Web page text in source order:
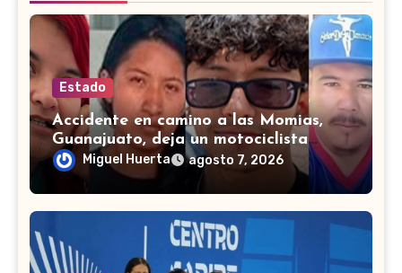
Estado
Accidente en camino a las Momias,
Guanajuato, deja un motociclista
lesionado
Miguel Huerta agosto 7, 2026